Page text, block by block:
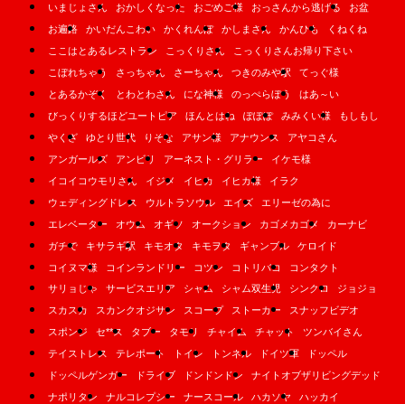
いまじょさん
おかしくなった おごめご様 おっさんから逃げる
お盆
お遍路
かいだんこわい かくれんぼ かしまさん かんひも
くねくね
ここはとあるレストラン
こっくりさん
こっくりさんお帰り下さい
こぼれちゃう
さっちゃん さーちゃん つきのみや駅
てっぐ様
とあるかぞく
とわとわさん にな神様 のっぺらぼう
はあ～い
びっくりするほどユートピア
ほんとはね ぽぽぽ みみくい様
もしもし
やくざ
ゆとり世代 りそな アサン様 アナウンス
アヤコさん
アンガールズ
アンビリ アーネスト・グリラー
イケモ様
イコイコウモリさん
イジメ イヒカ イヒカ様
イラク
ウェディングドレス
ウルトラソウル エイズ
エリーゼの為に
エレベーター
オウム オギソ オークション カゴメカゴメ
カーナビ
ガチで
キサラギ駅 キモオタ キモヲタ ギャンブル
ケロイド
コイヌマ様
コインランドリー コツン コトリバコ
コンタクト
サリョじゃ
サービスエリア シャム シャム双生児 シンクロ
ジョジョ
スカスカ
スカンクオジサン スコープ ストーカー
スナッフビデオ
スポンジ
セ**ス タブー タモリ チャイム チャット
ツンバイさん
テイストレス
テレポート トイレ トンネル ドイツ軍
ドッペル
ドッペルゲンガー
ドライブ ドンドンドン
ナイトオブザリビングデッド
ナポリタン
ナルコレプシー ナースコール ハカソヤ
ハッカイ